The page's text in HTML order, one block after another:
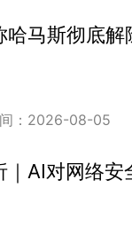
哈马斯彻底
：2026-08-05
｜AI对网络安